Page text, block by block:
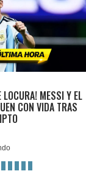
LOCURA! MESSI Y EL
CON VIDA TRAS